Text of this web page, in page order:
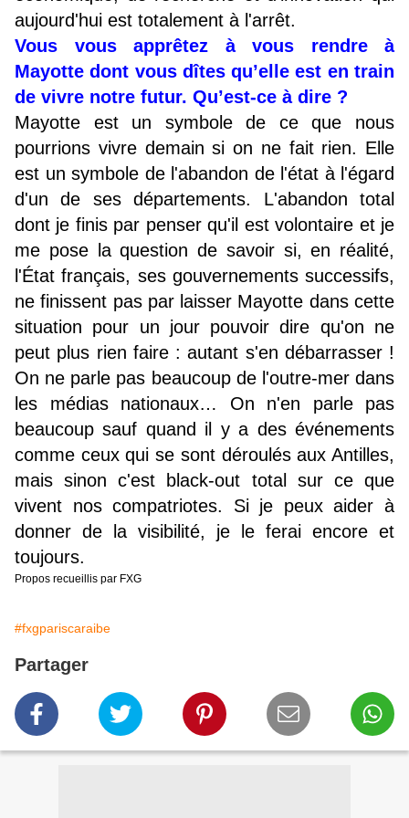
aujourd'hui est totalement à l'arrêt.
Vous vous apprêtez à vous rendre à
Mayotte dont vous dîtes qu’elle est en train
de vivre notre futur. Qu’est-ce à dire ?
Mayotte est un symbole de ce que nous
pourrions vivre demain si on ne fait rien. Elle
est un symbole de l'abandon de l'état à l'égard
d'un de ses départements. L'abandon total
dont je finis par penser qu'il est volontaire et je
me pose la question de savoir si, en réalité,
l'État français, ses gouvernements successifs,
ne finissent pas par laisser Mayotte dans cette
situation pour un jour pouvoir dire qu'on ne
peut plus rien faire : autant s'en débarrasser !
On ne parle pas beaucoup de l'outre-mer dans
les médias nationaux… On n'en parle pas
beaucoup sauf quand il y a des événements
comme ceux qui se sont déroulés aux Antilles,
mais sinon c'est black-out total sur ce que
vivent nos compatriotes. Si je peux aider à
donner de la visibilité, je le ferai encore et
toujours.
Propos recueillis par FXG
#fxgpariscaraibe
Partager